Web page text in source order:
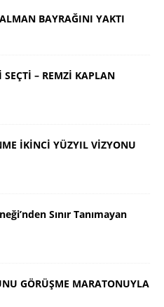
BAYRAĞINI YAKTI
– REMZİ KAPLAN
İKİNCİ YÜZYIL VİZYONU
Sınır Tanımayan
GÖRÜŞME MARATONUYLA